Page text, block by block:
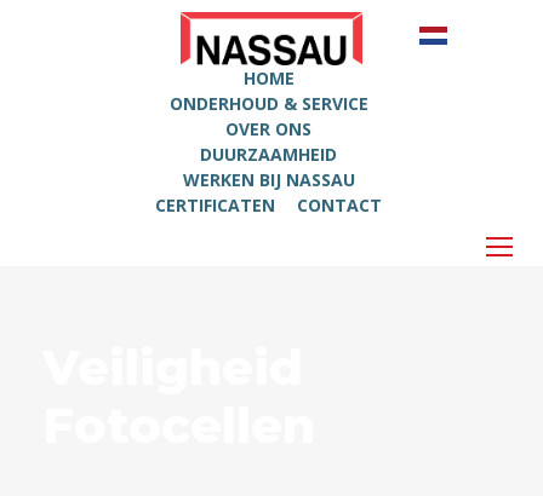
HOME
ONDERHOUD & SERVICE
OVER ONS
DUURZAAMHEID
WERKEN BIJ NASSAU
CERTIFICATEN
CONTACT